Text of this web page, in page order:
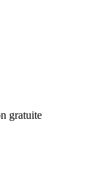
gratuite